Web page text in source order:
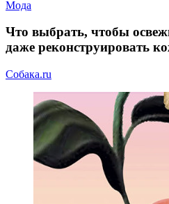
Мода
Что выбрать, чтобы
даже реконструировать
Собака.ru